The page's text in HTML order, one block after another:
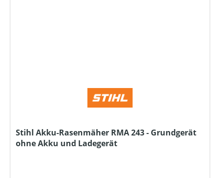
Stihl Akku-Rasenmäher RMA 243 - Grundgerät
ohne Akku und Ladegerät